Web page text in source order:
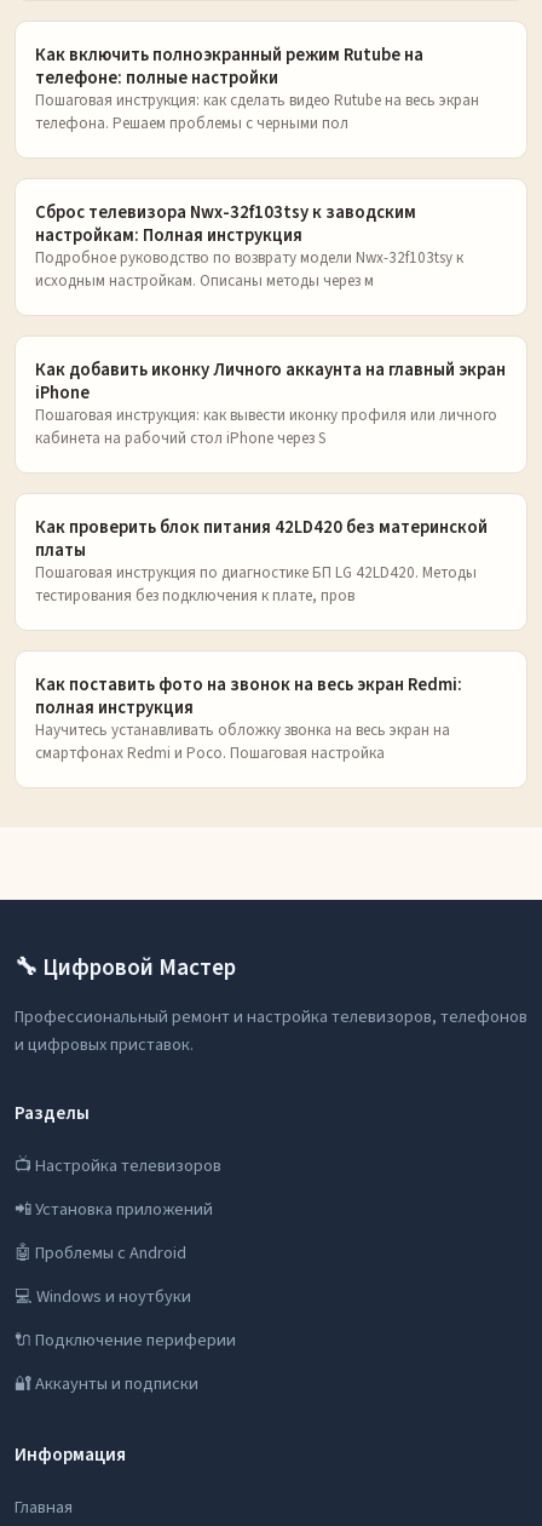
Как включить полноэкранный режим Rutube на
телефоне: полные настройки
Пошаговая инструкция: как сделать видео Rutube на весь экран
телефона. Решаем проблемы с черными пол
Сброс телевизора Nwx-32f103tsy к заводским
настройкам: Полная инструкция
Подробное руководство по возврату модели Nwx-32f103tsy к
исходным настройкам. Описаны методы через м
Как добавить иконку Личного аккаунта на главный экран
iPhone
Пошаговая инструкция: как вывести иконку профиля или личного
кабинета на рабочий стол iPhone через S
Как проверить блок питания 42LD420 без материнской
платы
Пошаговая инструкция по диагностике БП LG 42LD420. Методы
тестирования без подключения к плате, пров
Как поставить фото на звонок на весь экран Redmi:
полная инструкция
Научитесь устанавливать обложку звонка на весь экран на
смартфонах Redmi и Poco. Пошаговая настройка
🔧 Цифровой Мастер
Профессиональный ремонт и настройка телевизоров, телефонов
и цифровых приставок.
Разделы
📺 Настройка телевизоров
📲 Установка приложений
🤖 Проблемы с Android
💻 Windows и ноутбуки
🔌 Подключение периферии
🔐 Аккаунты и подписки
Информация
Главная